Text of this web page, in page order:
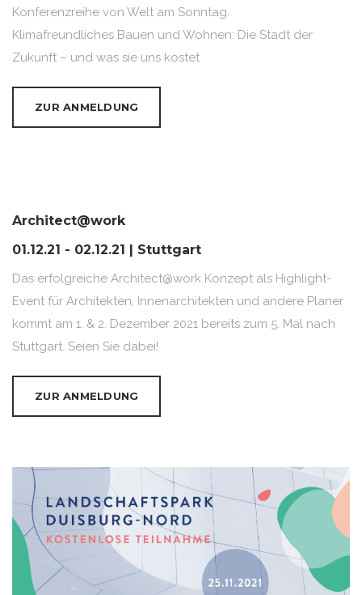
Konferenzreihe von Welt am Sonntag.
Klimafreundliches Bauen und Wohnen: Die Stadt der
Zukunft – und was sie uns kostet
ZUR ANMELDUNG
Architect@work
01.12.21 - 02.12.21 | Stuttgart
Das erfolgreiche Architect@work Konzept als Highlight-
Event für Architekten, Innenarchitekten und andere Planer
kommt am 1. & 2. Dezember 2021 bereits zum 5. Mal nach
Stuttgart. Seien Sie dabei!
ZUR ANMELDUNG